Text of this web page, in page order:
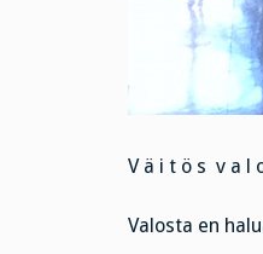
V ä i t ö s v a l
Valosta en